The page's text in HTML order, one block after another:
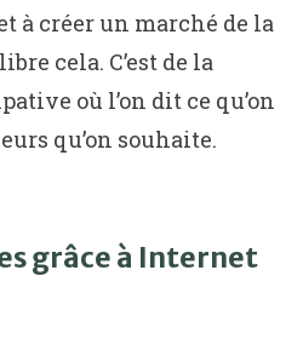
à créer un marché de la
cela. C’est de la
où l’on dit ce qu’on
qu’on souhaite.
grâce à Internet